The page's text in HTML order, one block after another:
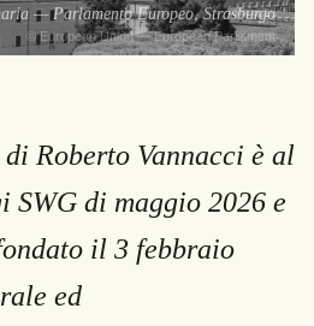
— Parlamento Europeo, Strasburgo
© European Union — European Parliament
Roberto Vannacci è al
SWG di maggio 2026 e
il 3 febbraio
ed